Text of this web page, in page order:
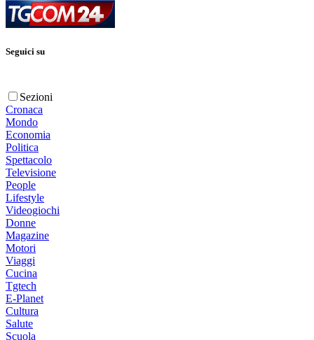
Seguici su
Sezioni
Cronaca
Mondo
Economia
Politica
Spettacolo
Televisione
People
Lifestyle
Videogiochi
Donne
Magazine
Motori
Viaggi
Cucina
Tgtech
E-Planet
Cultura
Salute
Scuola